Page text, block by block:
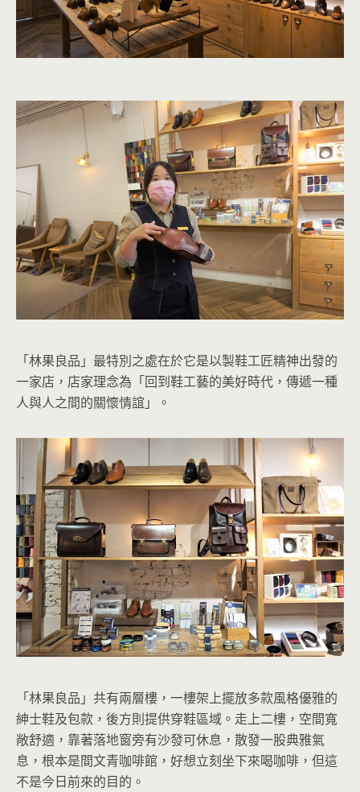
「林果良品」最特別之處在於它是以製鞋工匠精神出發的
一家店，店家理念為「回到鞋工藝的美好時代，傳遞一種
人與人之間的關懷情誼」。
「林果良品」共有兩層樓，一樓架上擺放多款風格優雅的
紳士鞋及包款，後方則提供穿鞋區域。走上二樓，空間寬
敞舒適，靠著落地窗旁有沙發可休息，散發一股典雅氣
息，根本是間文青咖啡館，好想立刻坐下來喝咖啡，但這
不是今日前來的目的。